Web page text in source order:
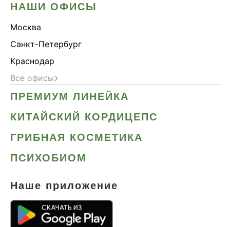
НАШИ ОФИСЫ
Москва
Санкт-Петербург
Краснодар
Все офисы›
ПРЕМИУМ ЛИНЕЙКА
КИТАЙСКИЙ КОРДИЦЕПС
ГРИБНАЯ КОСМЕТИКА
ПСИХОБИОМ
Наше приложение